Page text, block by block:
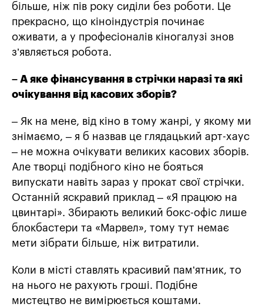
більше, ніж пів року сиділи без роботи. Це
прекрасно, що кіноіндустрія починає
оживати, а у професіоналів кіногалузі знов
з’являється робота.
– А яке фінансування в стрічки наразі та які
очікування від касових зборів?
– Як на мене, від кіно в тому жанрі, у якому ми
знімаємо, – я б назвав це глядацький арт-хаус
– не можна очікувати великих касових зборів.
Але творці подібного кіно не бояться
випускати навіть зараз у прокат свої стрічки.
Останній яскравий приклад – «Я працюю на
цвинтарі». Збирають великий бокс-офіс лише
блокбастери та «Марвел», тому тут немає
мети зібрати більше, ніж витратили.
Коли в місті ставлять красивий пам’ятник, то
на нього не рахують гроші. Подібне
мистецтво не вимірюється коштами.